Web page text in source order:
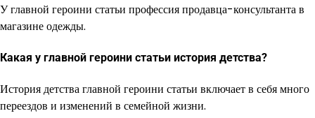
У главной героини статьи профессия продавца-консультанта в
магазине одежды.
Какая у главной героини статьи история детства?
История детства главной героини статьи включает в себя много
переездов и изменений в семейной жизни.